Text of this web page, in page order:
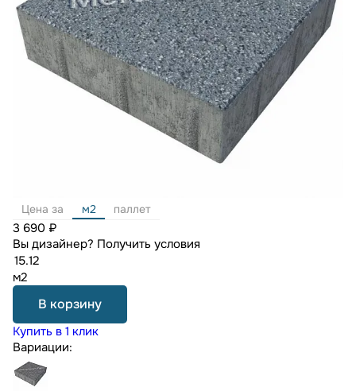
Цена за м2 паллет
3 690 ₽
Вы дизайнер? Получить условия
м2
В корзину
Купить в 1 клик
Вариации: